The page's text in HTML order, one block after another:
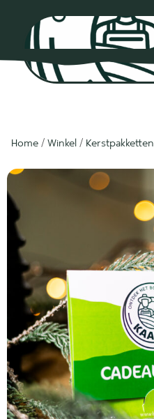
0
Home / Winkel / Kerstpakketten